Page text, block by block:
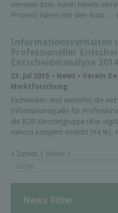
verreisen bzw. waren bereits
Prozent) fahren mit dem Auto ...
Informationsverhalten
Professioneller
Entscheideranalyse
23. Jul 2015 • News • Verein
Marktforschung
Fachmedien sind weiterhin die
Informationsquelle für
die B2B-Kernzielgruppe über
nahezu komplett erreicht (94 %).
« Zurück | Weiter »
News Filter